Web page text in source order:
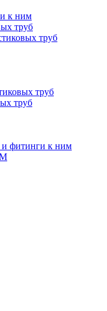
к ним
труб
труб
труб
труб
и фитинги к ним